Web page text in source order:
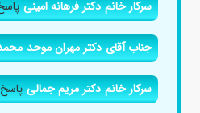
سرکار خانم دکتر فرهانه امینی
جناب آقای دکتر مهران موحد
سرکار خانم دکتر مریم جمالیپاسخ